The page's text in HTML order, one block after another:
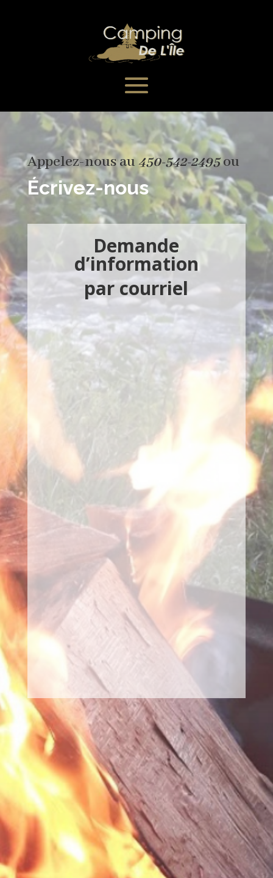
Appelez-nous au450-542-2495ou
Écrivez-nous
Demande
d’information
par courriel